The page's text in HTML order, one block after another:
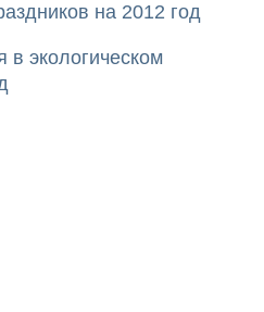
на 2012 год
в экологическом